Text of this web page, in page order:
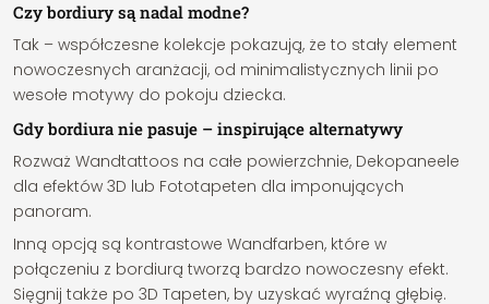
Czy bordiury są nadal modne?
Tak – współczesne kolekcje pokazują, że to stały element
nowoczesnych aranżacji, od minimalistycznych linii po
wesołe motywy do pokoju dziecka.
Gdy bordiura nie pasuje – inspirujące alternatywy
Rozważ Wandtattoos na całe powierzchnie, Dekopaneele
dla efektów 3D lub Fototapeten dla imponujących
panoram.
Inną opcją są kontrastowe Wandfarben, które w
połączeniu z bordiurą tworzą bardzo nowoczesny efekt.
Sięgnij także po 3D Tapeten, by uzyskać wyraźną głębię.